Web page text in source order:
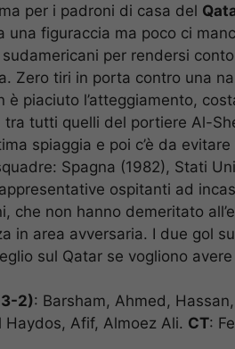
per i padroni di casa del
una figuraccia ma poco ci
per rendersi
Zero tiri in porta contro una
è piaciuto l’atteggiamento,
tra tutti quelli del portiere Al-
spiaggia e poi c’è da
Spagna (1982), Stati
ospitanti ad
che non hanno demeritato
in area avversaria. I due gol
sul Qatar se vogliono
3-2): Barsham, Ahmed,
Haydos, Afif, Almoez Ali. CT: